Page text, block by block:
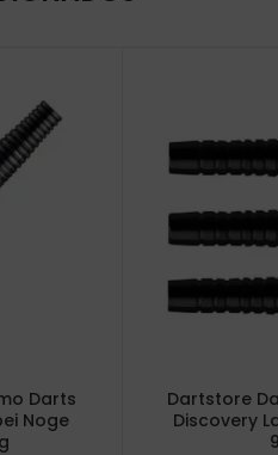
Darts
Noge
Dartstore
Discovery